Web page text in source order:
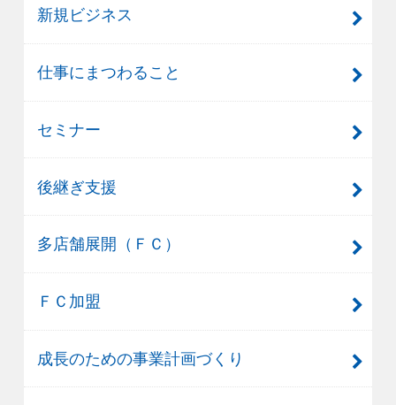
新規ビジネス
仕事にまつわること
セミナー
後継ぎ支援
多店舗展開（ＦＣ）
ＦＣ加盟
成長のための事業計画づくり